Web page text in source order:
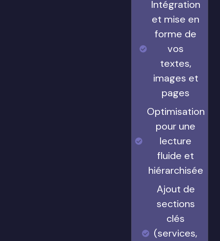
Intégration
et mise en
forme de
vos
textes,
images et
pages
Optimisation
pour une
lecture
fluide et
hiérarchisée
Ajout de
sections
clés
(services,